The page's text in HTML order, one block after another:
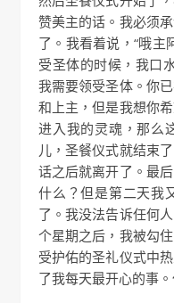
赞美主的话。我必须
了。我看着说，“哦主
受圣体的时候，我口
我需要领受圣体。你
和上主，但是我想你
进入我的灵魂，那么
儿，圣餐仪式就结束
话之后就离开了。最
什么？但是第二天我
了。我没法告诉任何
个星期之后，我被勾
受护佑的圣礼仪式中
了我每天最开心的事